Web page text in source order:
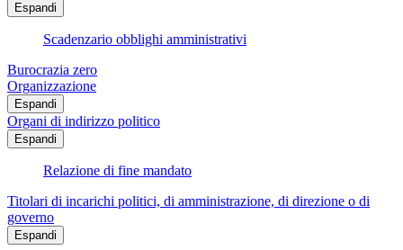
Espandi
Scadenzario obblighi amministrativi
Burocrazia zero
Organizzazione
Espandi
Organi di indirizzo politico
Espandi
Relazione di fine mandato
Titolari di incarichi politici, di amministrazione, di direzione o di
governo
Espandi